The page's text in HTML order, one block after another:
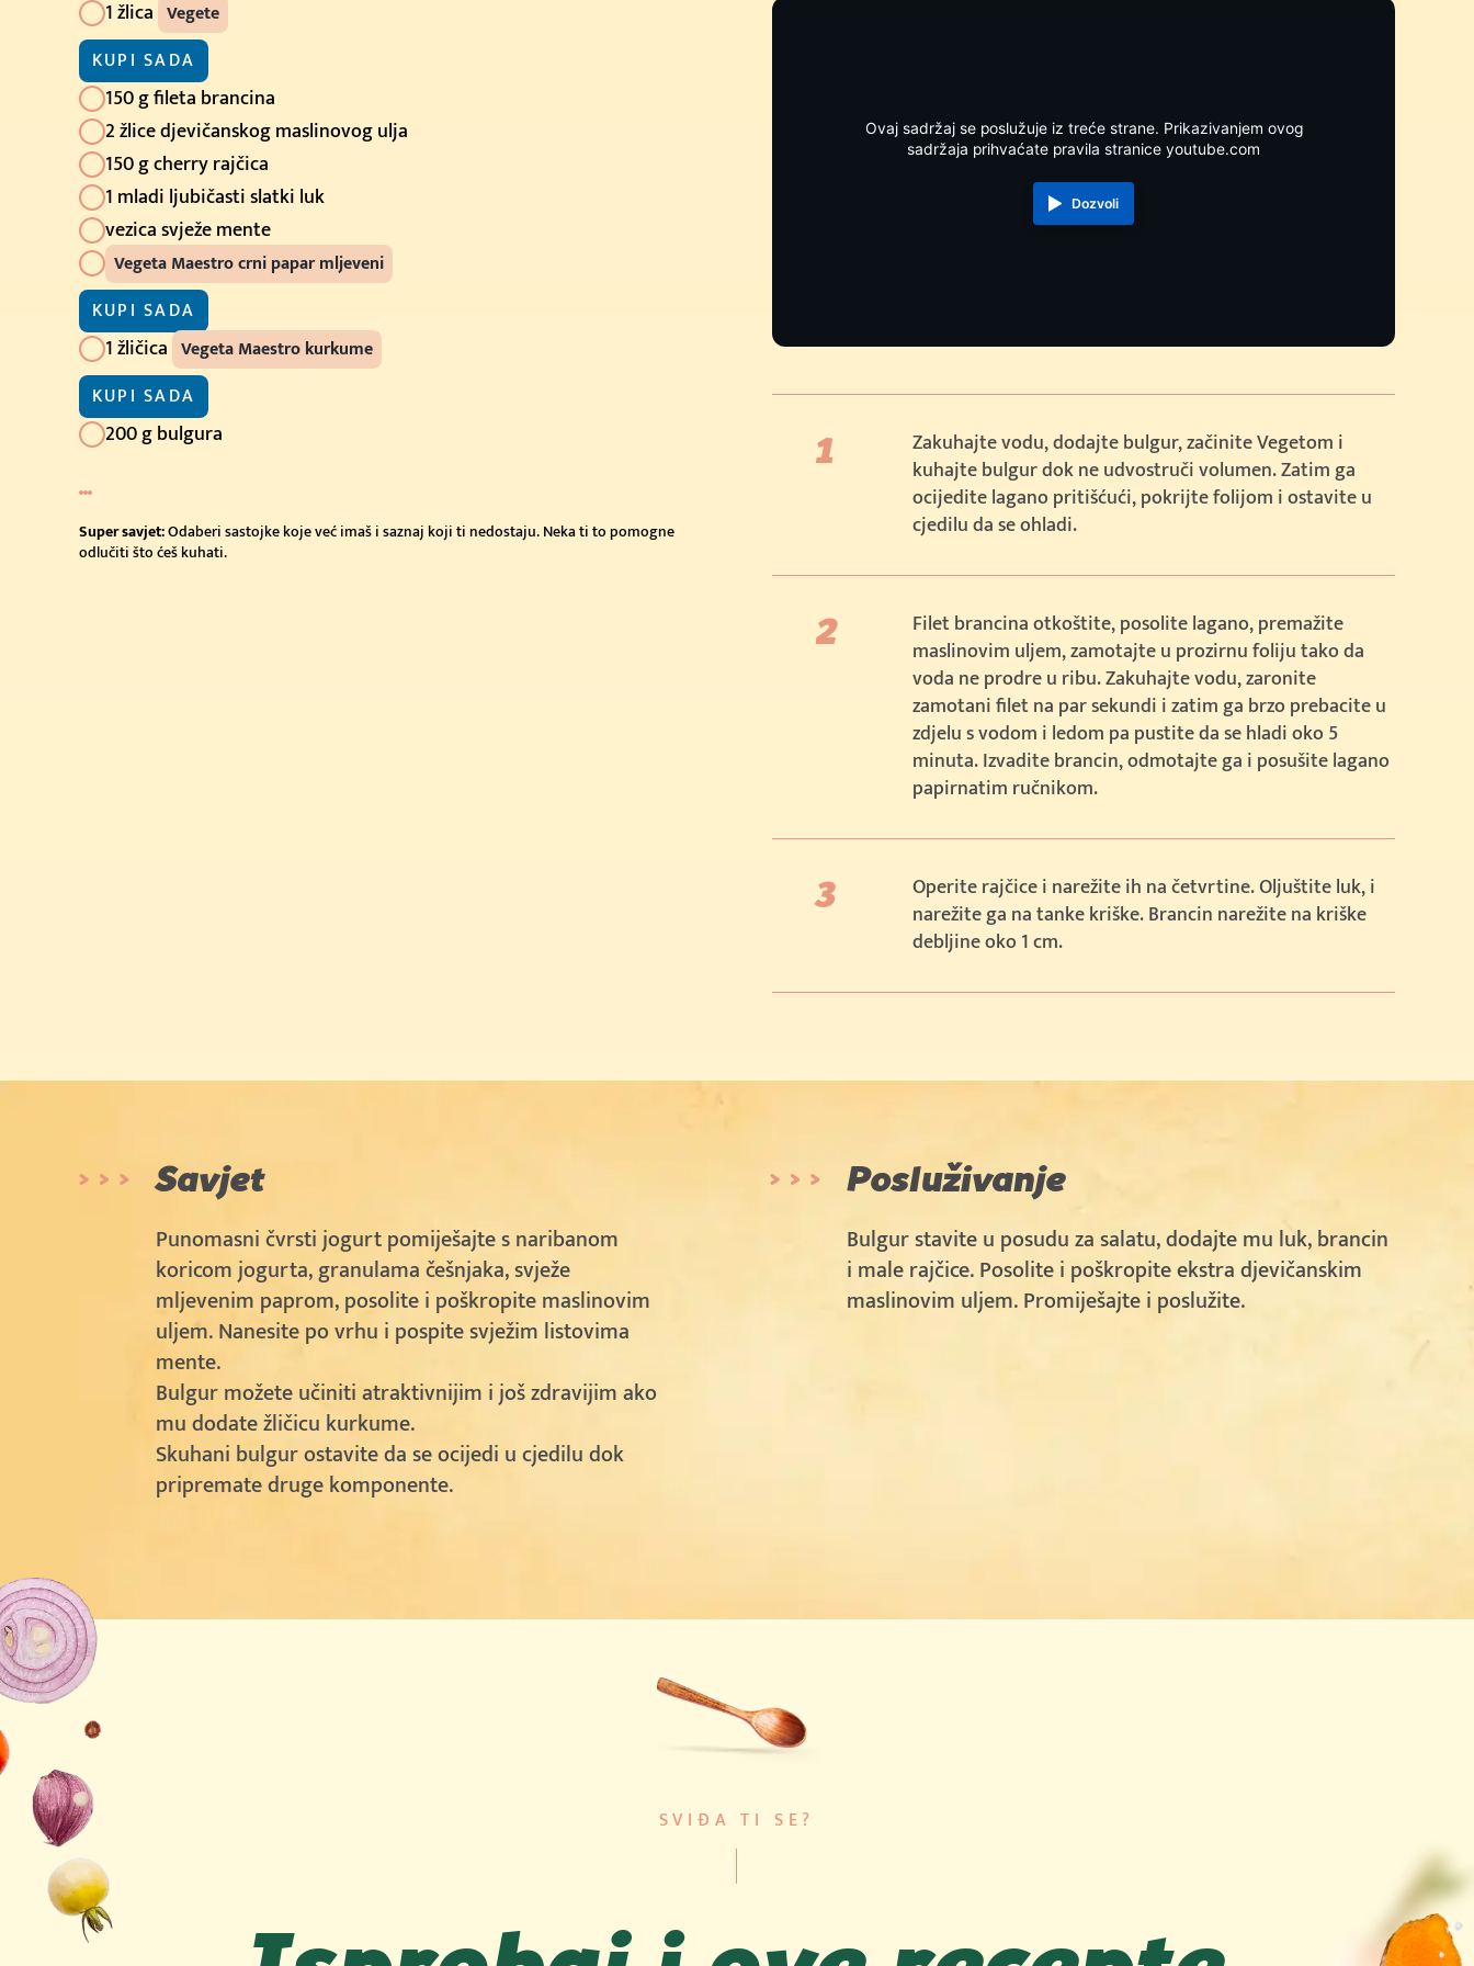
1 žlica Vegete
KUPI SADA
Kupi sada
(2kg)
Kupi sada
Kupi sada
Kupi sada
150 g fileta brancina
2 žlice djevičanskog maslinovog ulja
150 g cherry rajčica
1 mladi ljubičasti slatki luk
vezica svježe mente
Vegeta Maestro crni papar mljeveni
KUPI SADA
1 žličica Vegeta Maestro kurkume
KUPI SADA
200 g bulgura
Super savjet:Odaberi sastojke koje već imaš i saznaj koji ti nedostaju. Neka ti to pomogne
odlučiti što ćeš kuhati.
Ovaj sadržaj se poslužuje iz treće strane. Prikazivanjem ovog
sadržaja prihvaćate pravila stranice youtube.com
Dozvoli
Zakuhajte vodu, dodajte bulgur, začinite Vegetom i
kuhajte bulgur dok ne udvostruči volumen. Zatim ga
ocijedite lagano pritišćući, pokrijte folijom i ostavite u
cjedilu da se ohladi.
Filet brancina otkoštite, posolite lagano, premažite
maslinovim uljem, zamotajte u prozirnu foliju tako da
voda ne prodre u ribu. Zakuhajte vodu, zaronite
zamotani filet na par sekundi i zatim ga brzo prebacite u
zdjelu s vodom i ledom pa pustite da se hladi oko 5
minuta. Izvadite brancin, odmotajte ga i posušite lagano
papirnatim ručnikom.
Operite rajčice i narežite ih na četvrtine. Oljuštite luk, i
narežite ga na tanke kriške. Brancin narežite na kriške
debljine oko 1 cm.
Savjet
Punomasni čvrsti jogurt pomiješajte s naribanom
koricom jogurta, granulama češnjaka, svježe
mljevenim paprom, posolite i poškropite maslinovim
uljem. Nanesite po vrhu i pospite svježim listovima
mente.
Bulgur možete učiniti atraktivnijim i još zdravijim ako
mu dodate žličicu kurkume.
Skuhani bulgur ostavite da se ocijedi u cjedilu dok
pripremate druge komponente.
Posluživanje
Bulgur stavite u posudu za salatu, dodajte mu luk, brancin
i male rajčice. Posolite i poškropite ekstra djevičanskim
maslinovim uljem. Promiješajte i poslužite.
SVIĐA TI SE?